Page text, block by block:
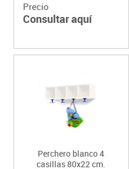
Precio
Consultar aquí
Perchero blanco 4
casillas 80x22 cm.